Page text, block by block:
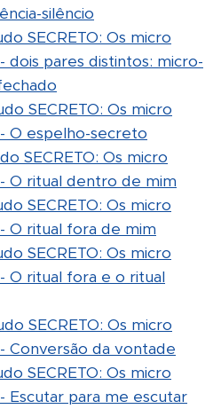
silêncio
SECRETO: Os micro
dois pares distintos: micro-
SECRETO: Os micro
O espelho-secreto
SECRETO: Os micro
O ritual dentro de mim
SECRETO: Os micro
O ritual fora de mim
SECRETO: Os micro
O ritual fora e o ritual
SECRETO: Os micro
Conversão da vontade
SECRETO: Os micro
Escutar para me escutar